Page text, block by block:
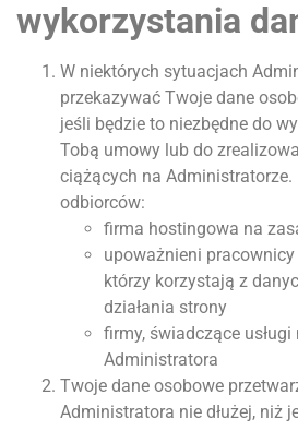
wykorzystania
W niektórych sytuacjach
przekazywać Twoje dane
jeśli będzie to niezbędne do
Tobą umowy lub do
ciążących na
odbiorców:
firma hostingowa na
upoważnieni pracownicy
którzy korzystają z
działania strony
firmy, świadczące
Administratora
Twoje dane osobowe
Administratora nie dłużej, niż